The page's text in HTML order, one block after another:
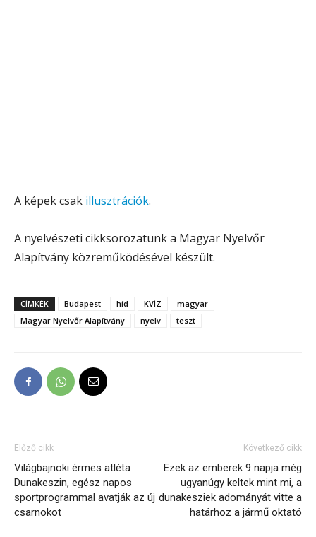
A képek csak illusztrációk.
A nyelvészeti cikksorozatunk a Magyar Nyelvőr
Alapítvány közreműködésével készült.
CÍMKÉK Budapest híd KVÍZ
magyar
Magyar Nyelvőr Alapítvány
nyelv teszt
Előző cikk
Világbajnoki érmes atléta
Dunakeszin, egész napos
sportprogrammal avatják az új
csarnokot
Következő cikk
Ezek az emberek 9 napja még
ugyanúgy keltek mint mi, a
dunakesziek adományát vitte a
határhoz a jármű oktató